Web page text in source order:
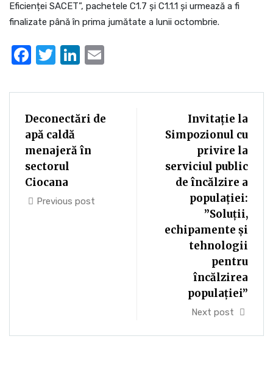
Eficienței SACET”, pachetele C1.7 și C1.1.1 și urmează a fi
finalizate până în prima jumătate a lunii octombrie.
Facebook
TwitterLinkedIn
Deconectări de
apă caldă
menajeră în
sectorul
Ciocana
Previous post
Invitație la
Simpozionul cu
privire la
serviciul public
de încălzire a
populației:
”Soluții,
echipamente și
tehnologii
pentru
încălzirea
populației”
Next post